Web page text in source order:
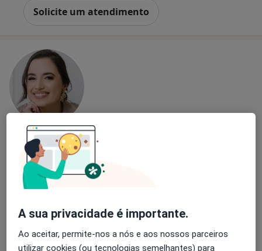
Solicite um atendimento
Luísa Moura
Psicólogo
3 opiniões
Mestre em Psicologia Clínica e da Saúde
Pacientes destacam a minha escuta e clareza
A sua privacidade é importante.
Ao aceitar, permite-nos a nós e aos nossos parceiros
utilizar cookies (ou tecnologias semelhantes) para